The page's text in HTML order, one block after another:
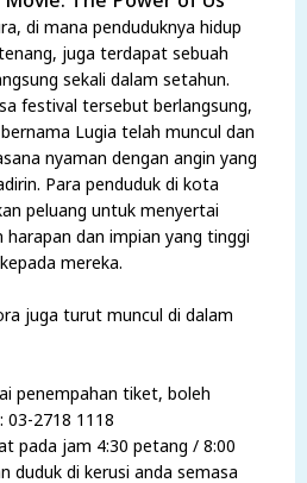
di mana penduduknya hidup
juga terdapat sebuah
sekali dalam setahun.
festival tersebut berlangsung,
Lugia telah muncul dan
nyaman dengan angin yang
Para penduduk di kota
peluang untuk menyertai
dan impian yang tinggi
mereka.
juga turut muncul di dalam
penempahan tiket, boleh
2718 1118
pada jam 4:30 petang / 8:00
duduk di kerusi anda semasa